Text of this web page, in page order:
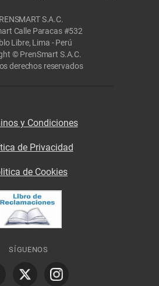
S.A.C.
Calle Paracas #532
Libre, Lima - Perú
© PrenSmart S.A.C.
derechos reservados
y Condiciones
de Privacidad
de Cookies
SÍGUENOS